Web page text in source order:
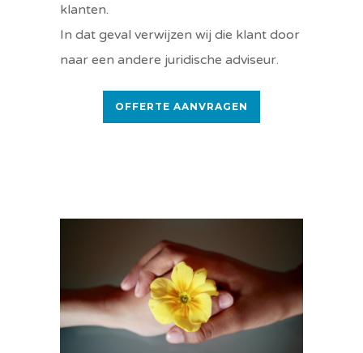
klanten.
In dat geval verwijzen wij die klant door
naar een andere juridische adviseur.
OFFERTE AANVRAGEN